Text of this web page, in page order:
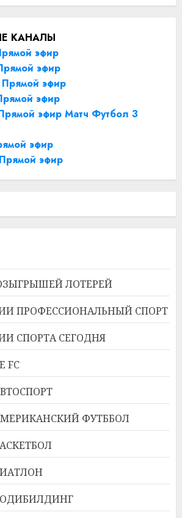
КАНАЛЫ
эфир
эфир
эфир
эфир
эфир Матч Футбол 3
эфир
эфир
ЛОТЕРЕЙ
ПРОФЕССИОНАЛЬНЫЙ СПОРТ
СПОРТА СЕГОДНЯ
FC
ФУТББОЛ